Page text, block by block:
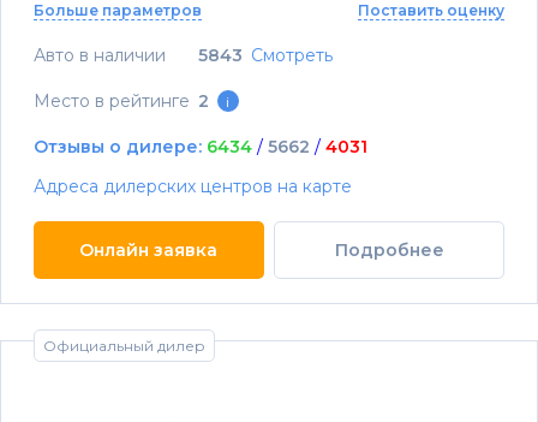
Больше параметров Поставить оценку
Авто в наличии 5843 Смотреть
Место в рейтинге 2 i
Отзывы о дилере: 6434 / 5662 / 4031
Адреса дилерских центров на карте
Онлайн заявка Подробнее
Официальный дилер